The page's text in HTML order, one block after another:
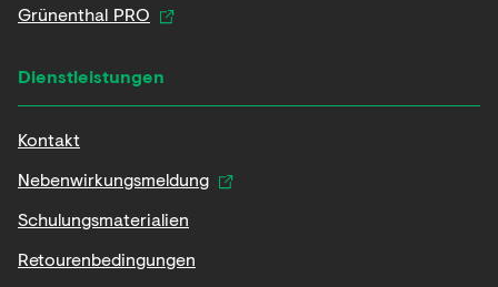
Grünenthal PRO
Dienstleistungen
Kontakt
Nebenwirkungsmeldung
Schulungsmaterialien
Retourenbedingungen